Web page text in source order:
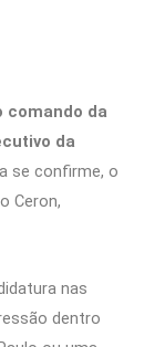
comando da
da
se confirme, o
Ceron,
nas
dentro